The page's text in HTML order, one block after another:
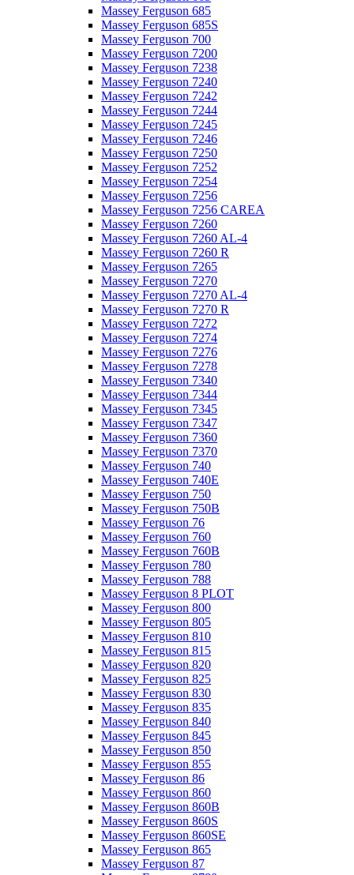
Massey Ferguson 685
Massey Ferguson 685S
Massey Ferguson 700
Massey Ferguson 7200
Massey Ferguson 7238
Massey Ferguson 7240
Massey Ferguson 7242
Massey Ferguson 7244
Massey Ferguson 7245
Massey Ferguson 7246
Massey Ferguson 7250
Massey Ferguson 7252
Massey Ferguson 7254
Massey Ferguson 7256
Massey Ferguson 7256 CAREA
Massey Ferguson 7260
Massey Ferguson 7260 AL-4
Massey Ferguson 7260 R
Massey Ferguson 7265
Massey Ferguson 7270
Massey Ferguson 7270 AL-4
Massey Ferguson 7270 R
Massey Ferguson 7272
Massey Ferguson 7274
Massey Ferguson 7276
Massey Ferguson 7278
Massey Ferguson 7340
Massey Ferguson 7344
Massey Ferguson 7345
Massey Ferguson 7347
Massey Ferguson 7360
Massey Ferguson 7370
Massey Ferguson 740
Massey Ferguson 740E
Massey Ferguson 750
Massey Ferguson 750B
Massey Ferguson 76
Massey Ferguson 760
Massey Ferguson 760B
Massey Ferguson 780
Massey Ferguson 788
Massey Ferguson 8 PLOT
Massey Ferguson 800
Massey Ferguson 805
Massey Ferguson 810
Massey Ferguson 815
Massey Ferguson 820
Massey Ferguson 825
Massey Ferguson 830
Massey Ferguson 835
Massey Ferguson 840
Massey Ferguson 845
Massey Ferguson 850
Massey Ferguson 855
Massey Ferguson 86
Massey Ferguson 860
Massey Ferguson 860B
Massey Ferguson 860S
Massey Ferguson 860SE
Massey Ferguson 865
Massey Ferguson 87